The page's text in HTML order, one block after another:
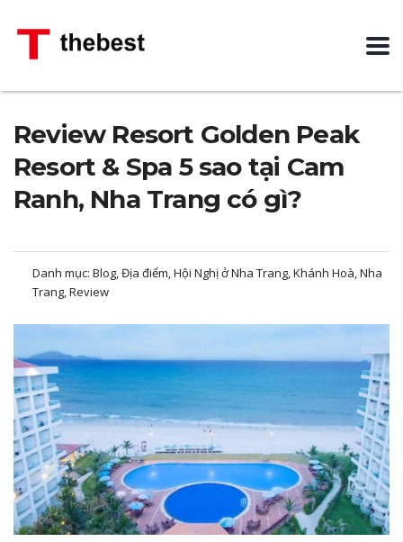
Review Resort Golden Peak
Resort & Spa 5 sao tại Cam
Ranh, Nha Trang có gì?
Danh mục: Blog, Địa điểm, Hội Nghị ở Nha Trang, Khánh Hoà, Nha
Trang, Review